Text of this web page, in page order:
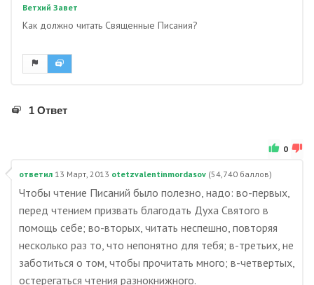
Ветхий Завет
Как должно читать Священные Писания?
1 Ответ
0
ответил 13 Март, 2013 otetzvalentinmordasov (54,740 баллов)
Чтобы чтение Писаний было полезно, надо: во-первых,
перед чтением призвать благодать Духа Святого в
помощь себе; во-вторых, читать неспешно, повторяя
несколько раз то, что непонятно для тебя; в-третьих, не
заботиться о том, чтобы прочитать много; в-четвертых,
остерегаться чтения разнокнижного.